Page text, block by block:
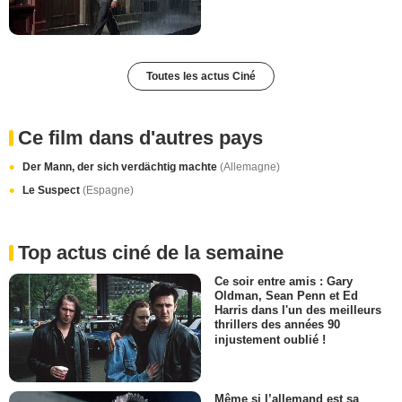
Toutes les actus Ciné
Ce film dans d'autres pays
Der Mann, der sich verdächtig machte (Allemagne)
Le Suspect (Espagne)
Top actus ciné de la semaine
Ce soir entre amis : Gary
Oldman, Sean Penn et Ed
Harris dans l'un des meilleurs
thrillers des années 90
injustement oublié !
Même si l’allemand est sa